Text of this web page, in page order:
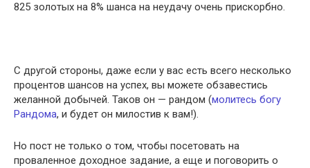
825 золотых на 8% шанса на неудачу очень прискорбно.
С другой стороны, даже если у вас есть всего несколько
процентов шансов на успех, вы можете обзавестись
желанной добычей. Таков он — рандом (молитесь богу
Рандома, и будет он милостив к вам!).
Но пост не только о том, чтобы посетовать на
проваленное доходное задание, а еще и поговорить о